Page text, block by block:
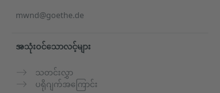
mwnd@goethe.de
အသုံးဝင်သောလင့်များ
သတင်းလွှာ
ပရိုဂျက်အကြောင်း